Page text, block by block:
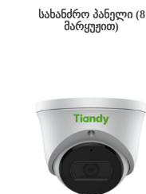
ᲡᲐᲮᲐᲜᲫᲠᲝ ᲞᲐᲜᲔᲚᲘ (8
ᲛᲐᲠᲧᲣᲟᲘᲗ)